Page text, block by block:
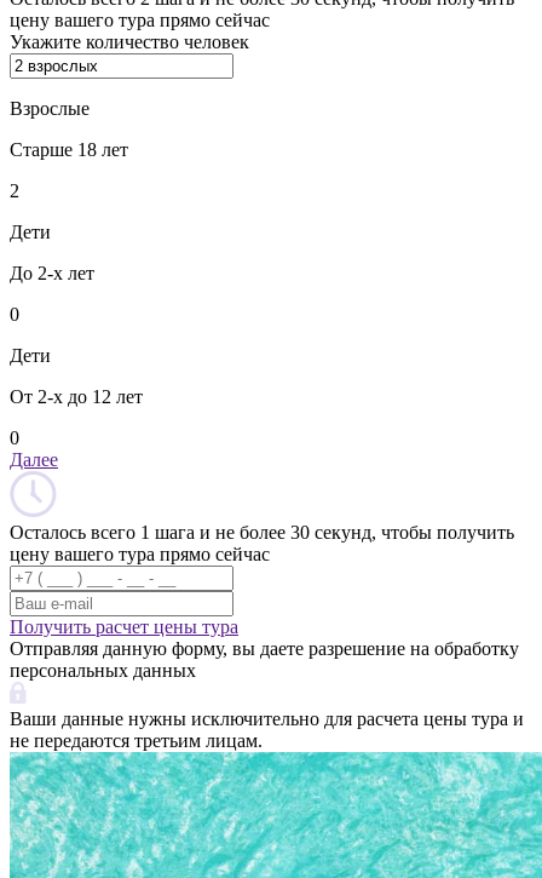
цену вашего тура прямо сейчас
Укажите количество человек
Взрослые
Старше 18 лет
2
Дети
До 2-х лет
0
Дети
От 2-х до 12 лет
0
Далее
Осталось всего 1 шага и не более 30 секунд, чтобы получить
цену вашего тура прямо сейчас
Получить расчет цены тура
Отправляя данную форму, вы даете разрешение на обработку
персональных данных
Ваши данные нужны исключительно для расчета цены тура и
не передаются третьим лицам.